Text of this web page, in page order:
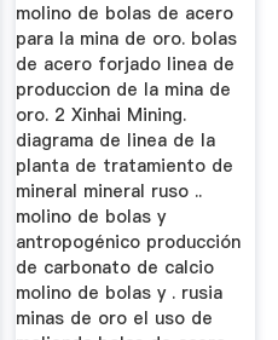
molino de bolas de acero
para la mina de oro. bolas
de acero forjado linea de
produccion de la mina de
oro. 2 Xinhai Mining.
diagrama de linea de la
planta de tratamiento de
mineral mineral ruso ..
molino de bolas y
antropogénico producción
de carbonato de calcio
molino de bolas y . rusia
minas de oro el uso de